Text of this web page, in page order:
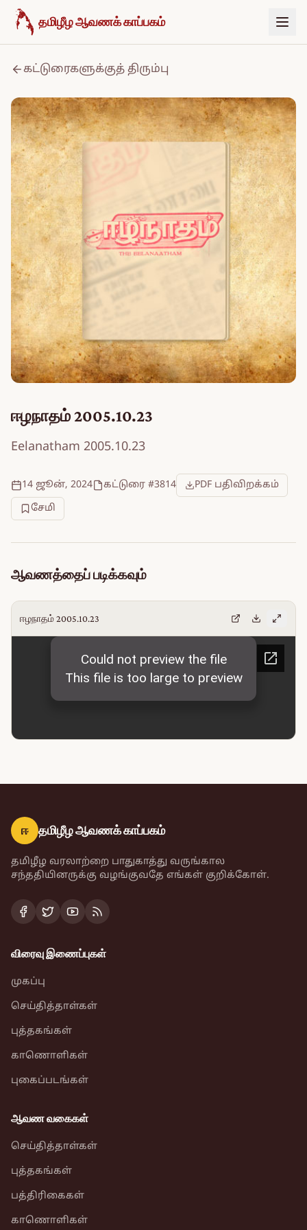
உள்ளடக்கத்திற்குச் செல்க
தமிழீழ ஆவணக் காப்பகம்
கட்டுரைகளுக்குத் திரும்பு
ஈழநாதம் 2005.10.23
Eelanatham 2005.10.23
14 ஜூன், 2024 கட்டுரை #3814
PDF பதிவிறக்கம்
சேமி
ஆவணத்தைப் படிக்கவும்
ஈழநாதம் 2005.10.23
ஈ தமிழீழ ஆவணக் காப்பகம்
தமிழீழ வரலாற்றை பாதுகாத்து வருங்கால
சந்ததியினருக்கு வழங்குவதே எங்கள் குறிக்கோள்.
விரைவு இணைப்புகள்
முகப்பு
செய்தித்தாள்கள்
புத்தகங்கள்
காணொளிகள்
புகைப்படங்கள்
ஆவண வகைகள்
செய்தித்தாள்கள்
புத்தகங்கள்
பத்திரிகைகள்
காணொளிகள்